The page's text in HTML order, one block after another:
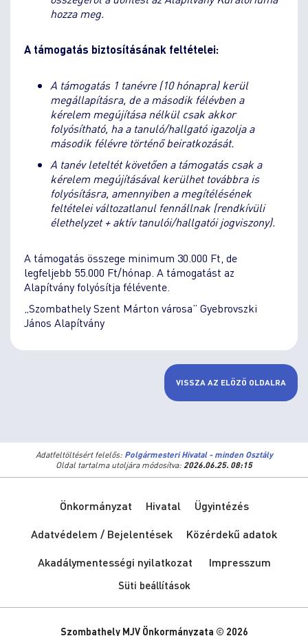
hozza meg.
A támogatás biztosításának feltételei:
A támogatás 1 tanévre (10 hónapra) kerül
megállapításra, de a második félévben a
kérelem megújítása nélkül csak akkor
folyósítható, ha a tanuló/hallgató igazolja a
második félévre történő beiratkozását.
A tanév leteltét követően a támogatás csak a
kérelem megújításával kerülhet továbbra is
folyósításra, amennyiben a megítélésének
feltételei változatlanul fennállnak (rendkívüli
élethelyzet + aktív tanulói/hallgatói jogviszony).
A támogatás összege minimum 30.000 Ft, de
legfeljebb 55.000 Ft/hónap. A támogatást az
Alapítvány folyósítja félévente.
„Szombathely Szent Márton városa” Gyebrovszki
János Alapítvány
VISSZA AZ ELŐZŐ OLDALRA
Adatfeltöltésért felelős: Polgármesteri Hivatal - minden Osztály
Oldal tartalma utoljára módosítva: 2026.06.25. 08:15
Önkormányzat Hivatal
Ügyintézés
Adatvédelem / Bejelentések
Közérdekű adatok
Akadálymentességi nyilatkozat
Impresszum
Süti beállítások
Szombathely MJV Önkormányzata © 2026